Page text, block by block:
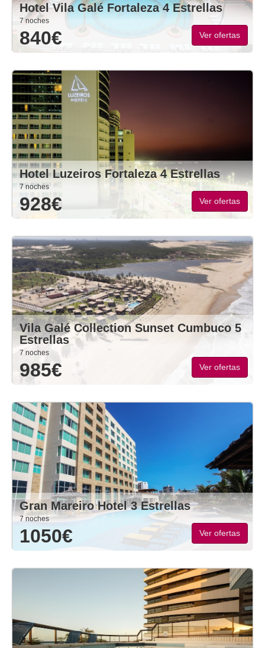
Hotel Vila Galé Fortaleza 4 Estrellas
7 noches
840€ Ver ofertas
Hotel Luzeiros Fortaleza 4 Estrellas
7 noches
928€ Ver ofertas
Vila Galé Collection Sunset Cumbuco 5
Estrellas
7 noches
985€ Ver ofertas
Gran Mareiro Hotel 3 Estrellas
7 noches
1050€ Ver ofertas